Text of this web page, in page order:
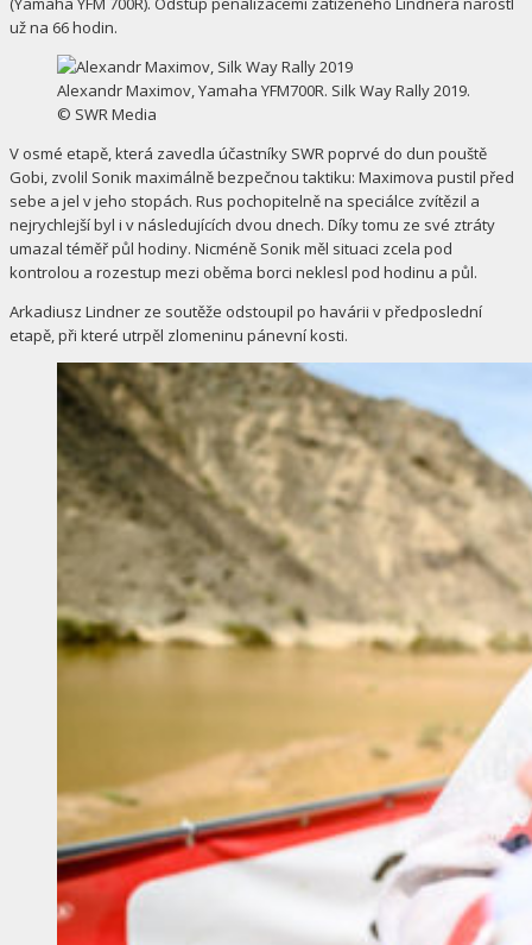
už na 66 hodin.
Alexandr Maximov, Yamaha YFM700R. Silk Way Rally 2019.
© SWR Media
V osmé etapě, která zavedla účastníky SWR poprvé do dun pouště
Gobi, zvolil Sonik maximálně bezpečnou taktiku: Maximova pustil před
sebe a jel v jeho stopách. Rus pochopitelně na speciálce zvítězil a
nejrychlejší byl i v následujících dvou dnech. Díky tomu ze své ztráty
umazal téměř půl hodiny. Nicméně Sonik měl situaci zcela pod
kontrolou a rozestup mezi oběma borci neklesl pod hodinu a půl.
Arkadiusz Lindner ze soutěže odstoupil po havárii v předposlední
etapě, při které utrpěl zlomeninu pánevní kosti.